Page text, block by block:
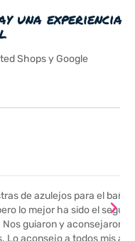
una experiencia
Shops y Google
para el baño. El
sido el seguimiento
aconsejaron para
a todos mis amigos